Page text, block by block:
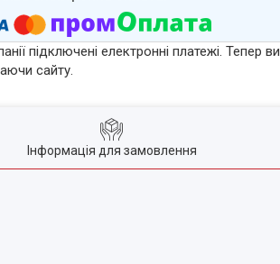
підключені електронні платежі. Тепер
сайту.
Інформація для замовлення